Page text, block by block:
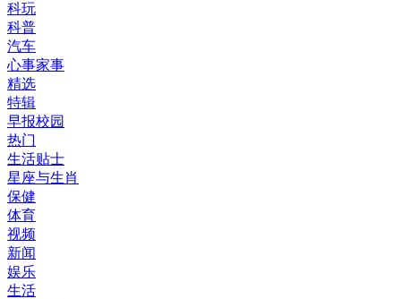
科玩
科普
汽车
心事家事
精选
特辑
早报校园
热门
生活贴士
星座与生肖
保健
体育
视频
新闻
娱乐
生活